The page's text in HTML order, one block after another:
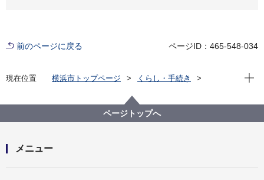
前のページに戻る ページID：465-548-034
現在位置 横浜市トップページ
くらし・手続き
中央図書館のイベント
現在
ページトップへ
メニュー